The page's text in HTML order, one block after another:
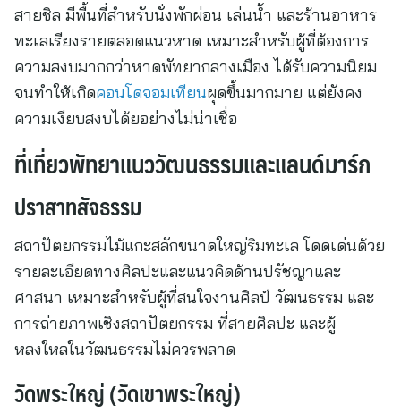
สายชิล มีพื้นที่สำหรับนั่งพักผ่อน เล่นน้ำ และร้านอาหาร
ทะเลเรียงรายตลอดแนวหาด เหมาะสำหรับผู้ที่ต้องการ
ความสงบมากกว่าหาดพัทยากลางเมือง ได้รับความนิยม
จนทำให้เกิดคอนโดจอมเทียนผุดขึ้นมากมาย แต่ยังคง
ความเงียบสงบได้ยอย่างไม่น่าเชื่อ
ที่เที่ยวพัทยาแนววัฒนธรรมและแลนด์มาร์ก
ปราสาทสัจธรรม
สถาปัตยกรรมไม้แกะสลักขนาดใหญ่ริมทะเล โดดเด่นด้วย
รายละเอียดทางศิลปะและแนวคิดด้านปรัชญาและ
ศาสนา เหมาะสำหรับผู้ที่สนใจงานศิลป์ วัฒนธรรม และ
การถ่ายภาพเชิงสถาปัตยกรรม ที่สายศิลปะ และผู้
หลงใหลในวัฒนธรรมไม่ควรพลาด
วัดพระใหญ่ (วัดเขาพระใหญ่)